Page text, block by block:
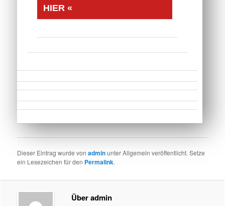
HIER «
Dieser Eintrag wurde vonadminunter Allgemein veröffentlicht. Setze
ein Lesezeichen für den Permalink.
Über admin